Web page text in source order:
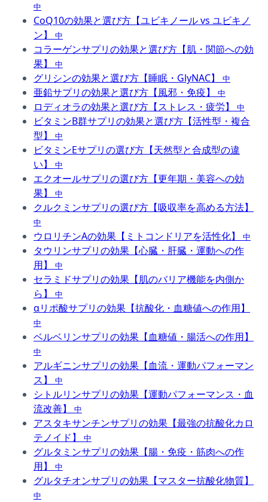
中
CoQ10の効果と選び方【ユビキノール vs ユビキノ
ン】
中
コラーゲンサプリの効果と選び方【肌・関節への効
果】
中
グリシンの効果と選び方【睡眠・GlyNAC】 中
亜鉛サプリの効果と選び方【風邪・免疫】 中
ロディオラの効果と選び方【ストレス・疲労】 中
ビタミンB群サプリの効果と選び方【活性型・複合
型】
中
ビタミンEサプリの選び方【天然型と合成型の違
い】
中
エクオールサプリの選び方【更年期・美容への効
果】
中
クルクミンサプリの選び方【吸収率を高める方法】
中
ウロリチンAの効果【ミトコンドリアを活性化】 中
タウリンサプリの効果【心臓・肝臓・運動への作
用】
中
セラミドサプリの効果【肌のバリア機能を内側か
ら】
中
αリポ酸サプリの効果【抗酸化・血糖値への作用】
中
ベルベリンサプリの効果【血糖値・腸活への作用】
中
アルギニンサプリの効果【血流・運動パフォーマン
ス】
中
シトルリンサプリの効果【運動パフォーマンス・血
流改善】
中
アスタキサンチンサプリの効果【最強の抗酸化カロ
テノイド】
中
グルタミンサプリの効果【腸・免疫・筋肉への作
用】
中
グルタチオンサプリの効果【マスター抗酸化物質】
中